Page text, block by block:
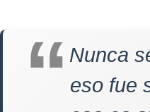
Nunca
eso fue